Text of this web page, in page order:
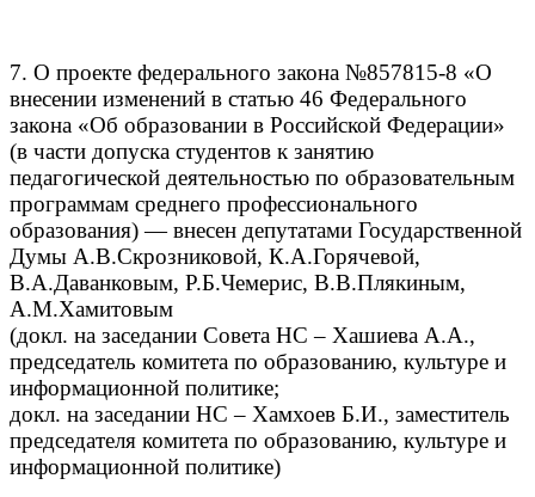
7. О проекте федерального закона №857815-8 «О
внесении изменений в статью 46 Федерального
закона «Об образовании в Российской Федерации»
(в части допуска студентов к занятию
педагогической деятельностью по образовательным
программам среднего профессионального
образования) — внесен депутатами Государственной
Думы А.В.Скрозниковой, К.А.Горячевой,
В.А.Даванковым, Р.Б.Чемерис, В.В.Плякиным,
А.М.Хамитовым
(докл. на заседании Совета НС – Хашиева А.А.,
председатель комитета по образованию, культуре и
информационной политике;
докл. на заседании НС – Хамхоев Б.И., заместитель
председателя комитета по образованию, культуре и
информационной политике)